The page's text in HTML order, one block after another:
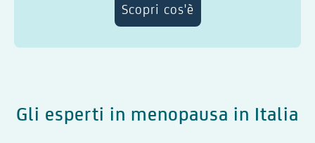
Scopri cos'è
Gli esperti in menopausa in Italia